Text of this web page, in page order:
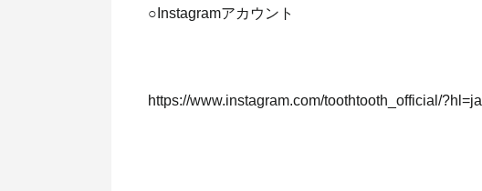
○Instagramアカウント
https://www.instagram.com/toothtooth_official/?hl=ja